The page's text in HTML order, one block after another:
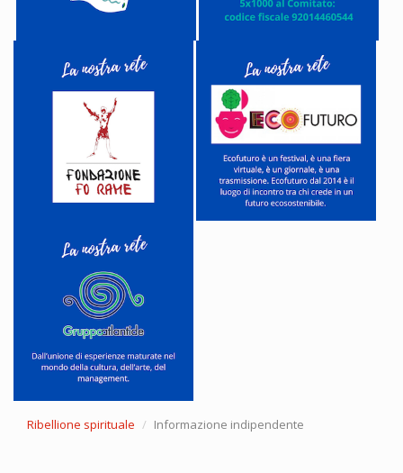
Ribellione spirituale Informazione indipendente